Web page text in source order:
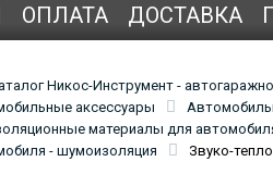
ОПЛАТА ДОСТАВКА
Никос-Инструмент -
аксессуары
материалы для
- шумоизоляция
Звуко-